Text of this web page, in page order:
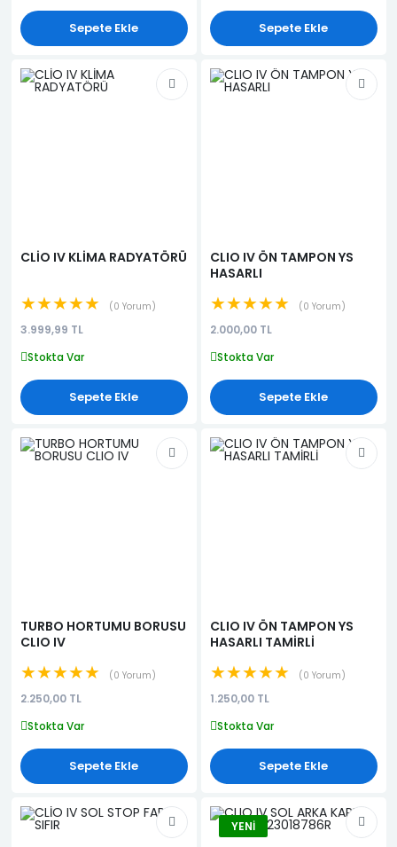
Sepete Ekle Sepete Ekle
CLİO IV KLİMA RADYATÖRÜ
★★★★★ 0 Yorum
3.999,99 TL
Stokta Var
Sepete Ekle
CLIO IV ÖN TAMPON YS
HASARLI
★★★★★ 0 Yorum
2.000,00 TL
Stokta Var
Sepete Ekle
TURBO HORTUMU BORUSU
CLIO IV
★★★★★ 0 Yorum
2.250,00 TL
Stokta Var
Sepete Ekle
CLIO IV ÖN TAMPON YS
HASARLI TAMİRLİ
★★★★★ 0 Yorum
1.250,00 TL
Stokta Var
Sepete Ekle
YENI